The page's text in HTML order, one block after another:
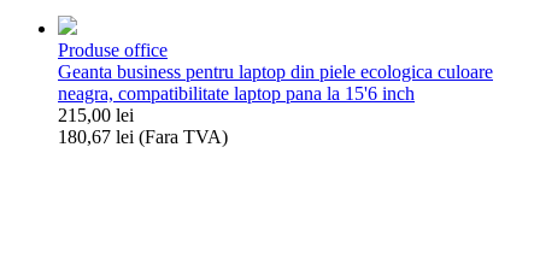
maro,
compatibilitate
laptop
pana
la
15'6
inch
Geanta/Husa
de
piele
premium
cu
fermoar
pentru
Produse office
Geanta business pentru laptop din piele ecologica culoare
neagra, compatibilitate laptop pana la 15'6 inch
215,00 lei
180,67 lei (Fara TVA)